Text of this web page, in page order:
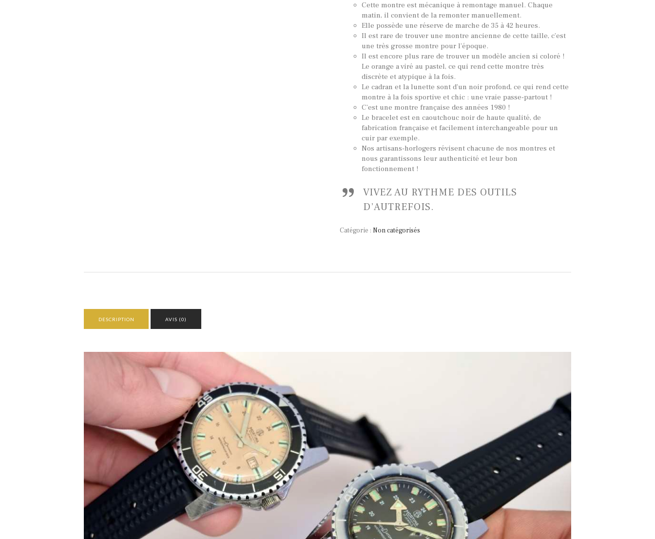
Cette montre est mécanique à remontage manuel. Chaque
matin, il convient de la remonter manuellement.
Elle possède une réserve de marche de 35 à 42 heures.
Il est rare de trouver une montre ancienne de cette taille, c’est
une très grosse montre pour l’époque.
Il est encore plus rare de trouver un modèle ancien si coloré !
Le orange a viré au pastel, ce qui rend cette montre très
discrète et atypique à la fois.
Le cadran et la lunette sont d’un noir profond, ce qui rend cette
montre à la fois sportive et chic : une vraie passe-partout !
C’est une montre française des années 1980 !
Le bracelet est en caoutchouc noir de haute qualité, de
fabrication française et facilement interchangeable pour un
cuir par exemple.
Nos artisans-horlogers révisent chacune de nos montres et
nous garantissons leur authenticité et leur bon
fonctionnement !
VIVEZ AU RYTHME DES OUTILS
D’AUTREFOIS.
Catégorie : Non catégorisés
DESCRIPTION AVIS (0)